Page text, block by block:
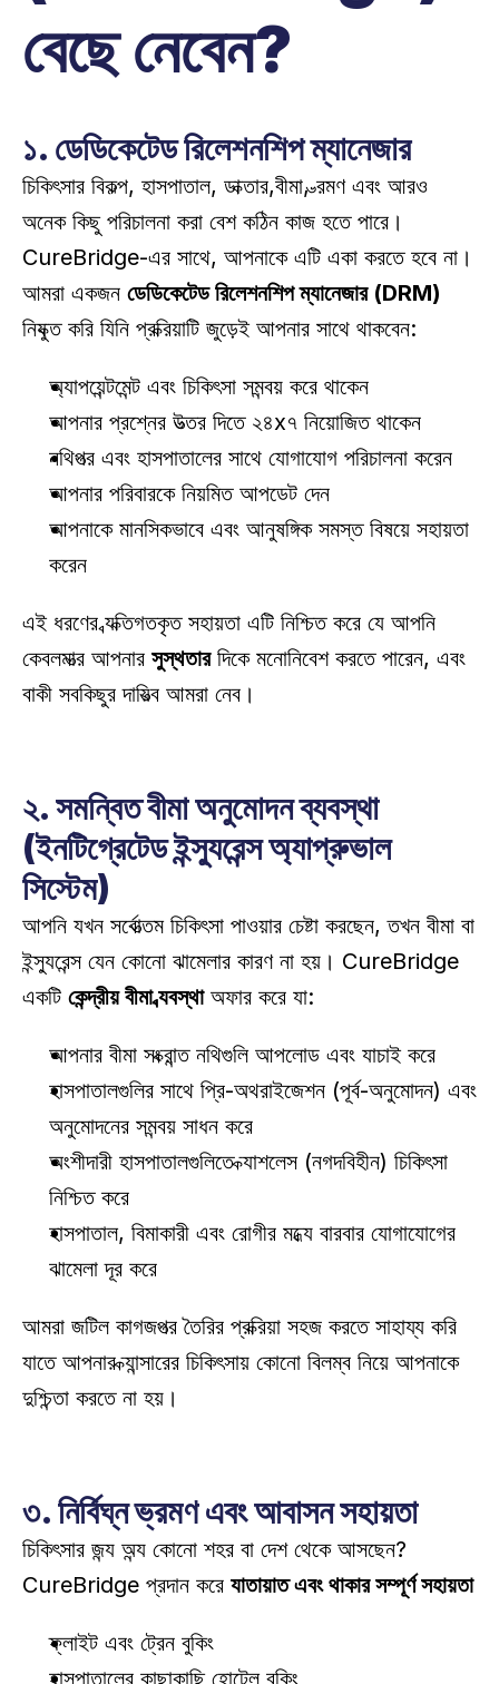
বেছে নেবেন?
১. ডেডিকেটেড রিলেশনশিপ ম্যানেজার
চিকিৎসার বিকল্প, হাসপাতাল, ডাক্তার,বীমা, ভ্রমণ এবং আরও
অনেক কিছু পরিচালনা করা বেশ কঠিন কাজ হতে পারে।
CureBridge-এর সাথে, আপনাকে এটি একা করতে হবে না।
আমরা একজন ডেডিকেটেড রিলেশনশিপ ম্যানেজার (DRM)
নিযুক্ত করি যিনি প্রক্রিয়াটি জুড়েই আপনার সাথে থাকবেন:
অ্যাপয়েন্টমেন্ট এবং চিকিৎসা সমন্বয় করে থাকেন
আপনার প্রশ্নের উত্তর দিতে ২৪x৭ নিয়োজিত থাকেন
নথিপত্র এবং হাসপাতালের সাথে যোগাযোগ পরিচালনা করেন
আপনার পরিবারকে নিয়মিত আপডেট দেন
আপনাকে মানসিকভাবে এবং আনুষঙ্গিক সমস্ত বিষয়ে সহায়তা
করেন
এই ধরণের ব্যক্তিগতকৃত সহায়তা এটি নিশ্চিত করে যে আপনি
কেবলমাত্র আপনার সুস্থতার দিকে মনোনিবেশ করতে পারেন, এবং
বাকী সবকিছুর দায়িত্ব আমরা নেব।
২. সমন্বিত বীমা অনুমোদন ব্যবস্থা
(ইনটিগ্রেটেড ইন্স্যুরেন্স অ্যাপ্রুভাল
সিস্টেম)
আপনি যখন সর্বোত্তম চিকিৎসা পাওয়ার চেষ্টা করছেন, তখন বীমা বা
ইন্স্যুরেন্স যেন কোনো ঝামেলার কারণ না হয়। CureBridge
একটি কেন্দ্রীয় বীমা ব্যবস্থা অফার করে যা:
আপনার বীমা সংক্রান্ত নথিগুলি আপলোড এবং যাচাই করে
হাসপাতালগুলির সাথে প্রি-অথরাইজেশন (পূর্ব-অনুমোদন) এবং
অনুমোদনের সমন্বয় সাধন করে
অংশীদারী হাসপাতালগুলিতে ক্যাশলেস (নগদবিহীন) চিকিৎসা
নিশ্চিত করে
হাসপাতাল, বিমাকারী এবং রোগীর মধ্যে বারবার যোগাযোগের
ঝামেলা দূর করে
আমরা জটিল কাগজপত্র তৈরির প্রক্রিয়া সহজ করতে সাহায্য করি
যাতে আপনার ক্যান্সারের চিকিৎসায় কোনো বিলম্ব নিয়ে আপনাকে
দুশ্চিন্তা করতে না হয়।
৩. নির্বিঘ্ন ভ্রমণ এবং আবাসন সহায়তা
চিকিৎসার জন্য অন্য কোনো শহর বা দেশ থেকে আসছেন?
CureBridge প্রদান করে যাতায়াত এবং থাকার সম্পূর্ণ সহায়তা
ফ্লাইট এবং ট্রেন বুকিং
হাসপাতালের কাছাকাছি হোটেল বুকিং